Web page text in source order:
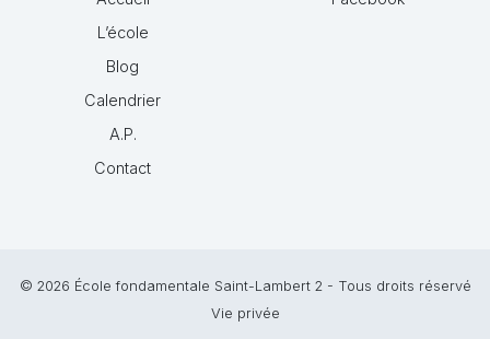
L’école
Blog
Calendrier
A.P.
Contact
© 2026 École fondamentale Saint-Lambert 2 - Tous droits réservé
Vie privée